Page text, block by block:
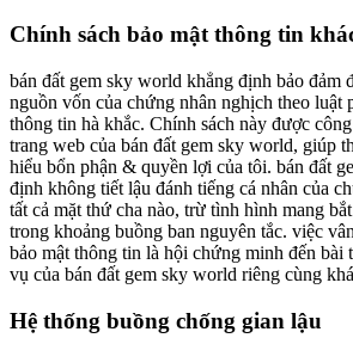
Chính sách bảo mật thông tin
bán đất gem sky world khẳng định bảo đảm
nguồn vốn của chứng nhân nghịch theo luật
thông tin hà khắc. Chính sách này được
trang web của bán đất gem sky world, giúp
hiểu bổn phận & quyền lợi của tôi. bán đất
định không tiết lậu đánh tiếng cá nhân của
tất cả mặt thứ cha nào, trừ tình hình mang
trong khoảng buồng ban nguyên tắc. việc
bảo mật thông tin là hội chứng minh đến bài
vụ của bán đất gem sky world riêng cùng
Hệ thống buồng chống gian lậu